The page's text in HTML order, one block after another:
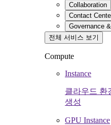
Collaboration
Contact
Governance
전체 서비스 보기
Compute
Instance
클라우드 환
생성
GPU Instance